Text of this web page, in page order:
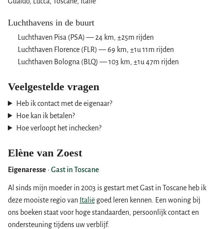
Luchthavens in de buurt
Luchthaven Pisa (PSA) — 24 km, ±25m rijden
Luchthaven Florence (FLR) — 69 km, ±1u 11m rijden
Luchthaven Bologna (BLQ) — 103 km, ±1u 47m rijden
Veelgestelde vragen
Heb ik contact met de eigenaar?
Hoe kan ik betalen?
Hoe verloopt het inchecken?
Elène van Zoest
Eigenaresse · Gast in Toscane
Al sinds mijn moeder in 2003 is gestart met Gast in Toscane heb ik
deze mooiste regio van Italië goed leren kennen. Een woning bij
ons boeken staat voor hoge standaarden, persoonlijk contact en
ondersteuning tijdens uw verblijf.